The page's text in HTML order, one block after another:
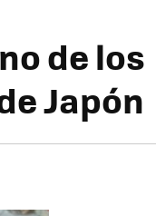
de los
Japón